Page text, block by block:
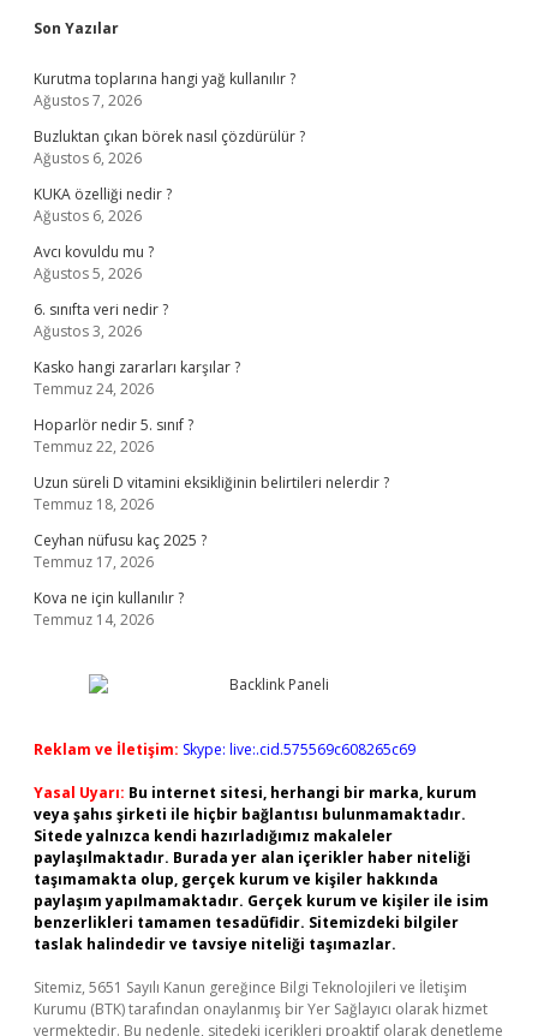
Sidebar
Son Yazılar
Kurutma toplarına hangi yağ kullanılır ?
Ağustos 7, 2026
Buzluktan çıkan börek nasıl çözdürülür ?
Ağustos 6, 2026
KUKA özelliği nedir ?
Ağustos 6, 2026
Avcı kovuldu mu ?
Ağustos 5, 2026
6. sınıfta veri nedir ?
Ağustos 3, 2026
Kasko hangi zararları karşılar ?
Temmuz 24, 2026
Hoparlör nedir 5. sınıf ?
Temmuz 22, 2026
Uzun süreli D vitamini eksikliğinin belirtileri nelerdir ?
Temmuz 18, 2026
Ceyhan nüfusu kaç 2025 ?
Temmuz 17, 2026
Kova ne için kullanılır ?
Temmuz 14, 2026
Reklam ve İletişim: Skype: live:.cid.575569c608265c69
Yasal Uyarı: Bu internet sitesi, herhangi bir marka, kurum
veya şahıs şirketi ile hiçbir bağlantısı bulunmamaktadır.
Sitede yalnızca kendi hazırladığımız makaleler
paylaşılmaktadır. Burada yer alan içerikler haber niteliği
taşımamakta olup, gerçek kurum ve kişiler hakkında
paylaşım yapılmamaktadır. Gerçek kurum ve kişiler ile isim
benzerlikleri tamamen tesadüfidir. Sitemizdeki bilgiler
taslak halindedir ve tavsiye niteliği taşımazlar.
Sitemiz, 5651 Sayılı Kanun gereğince Bilgi Teknolojileri ve İletişim
Kurumu (BTK) tarafından onaylanmış bir Yer Sağlayıcı olarak hizmet
vermektedir. Bu nedenle, sitedeki içerikleri proaktif olarak denetleme